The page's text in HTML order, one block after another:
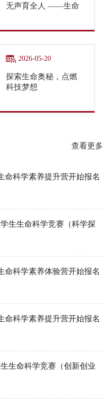
无声育全人 ——生命
2026-05-20
探索生命奥秘，点燃
科技梦想
查看更多
命科学素养提升营开始报名
生生命科学竞赛（科学探
命科学素养体验营开始报名
命科学素养提升营开始报名
生命科学竞赛（创新创业